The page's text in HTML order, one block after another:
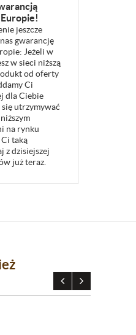
jeszcze
gwarancję
Jeżeli w
w sieci niższą
od oferty
Ci
dla Ciebie
utrzymywać
na rynku
taką
z dzisiejszej
już teraz.